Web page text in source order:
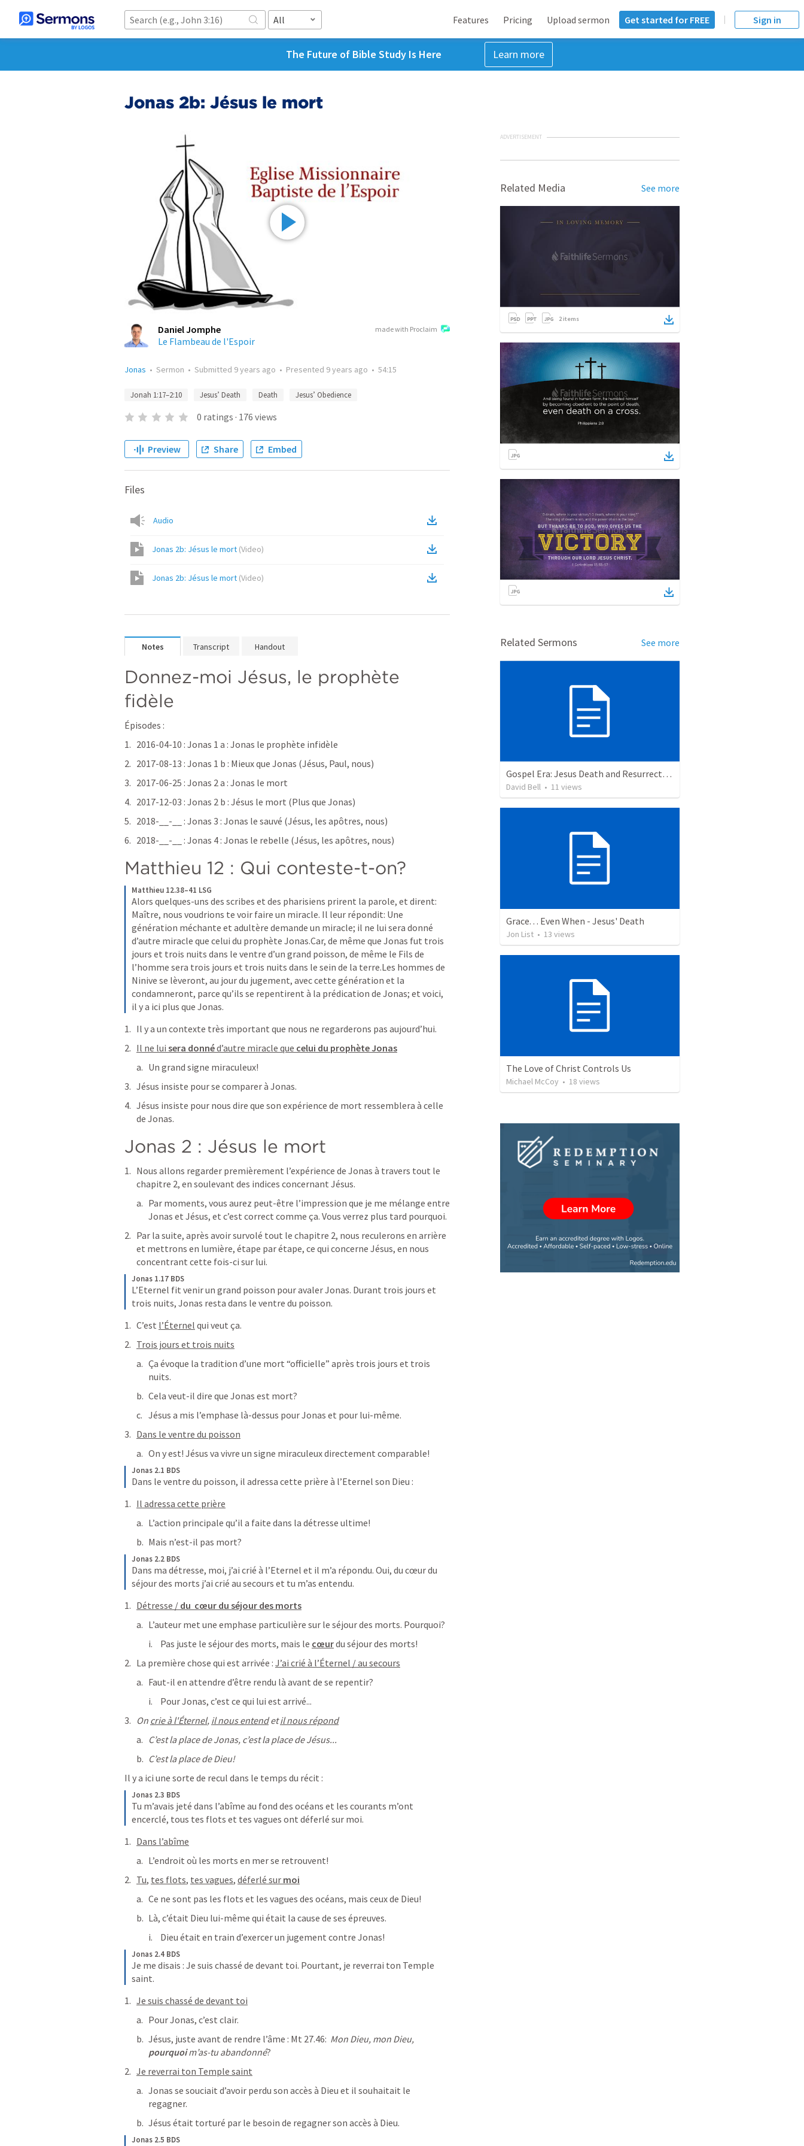
All Features Pricing Upload sermon Get started for FREE Sign in
The Future of Bible Study Is Here Learn more
Jonas 2b: Jésus le mort
made with Proclaim
Daniel Jomphe
Le Flambeau de l'Espoir
Jonas • Sermon • Submitted 9 years ago • Presented 9 years ago • 54:15
Jonah 1:17–2:10 Jesus’ Death Death Jesus’ Obedience
0 ratings · 176 views
Preview Share Embed
Files
Audio
Jonas 2b: Jésus le mort (Video)
Jonas 2b: Jésus le mort (Video)
Notes Transcript Handout
Donnez-moi Jésus, le prophète
fidèle
Épisodes :
2016-04-10 : Jonas 1 a : Jonas le prophète infidèle
2017-08-13 : Jonas 1 b : Mieux que Jonas (Jésus, Paul, nous)
2017-06-25 : Jonas 2 a : Jonas le mort
2017-12-03 : Jonas 2 b : Jésus le mort (Plus que Jonas)
2018-__-__ : Jonas 3 : Jonas le sauvé (Jésus, les apôtres, nous)
2018-__-__ : Jonas 4 : Jonas le rebelle (Jésus, les apôtres, nous)
Matthieu 12 : Qui conteste-t-on?
Matthieu 12.38–41 LSG
Alors quelques-uns des scribes et des pharisiens prirent la parole, et dirent:
Maître, nous voudrions te voir faire un miracle. Il leur répondit: Une
génération méchante et adultère demande un miracle; il ne lui sera donné
d’autre miracle que celui du prophète Jonas.Car, de même que Jonas fut trois
jours et trois nuits dans le ventre d’un grand poisson, de même le Fils de
l’homme sera trois jours et trois nuits dans le sein de la terre.Les hommes de
Ninive se lèveront, au jour du jugement, avec cette génération et la
condamneront, parce qu’ils se repentirent à la prédication de Jonas; et voici,
il y a ici plus que Jonas.
Il y a un contexte très important que nous ne regarderons pas aujourd’hui.
Il ne lui sera donné d’autre miracle que celui du prophète Jonas
Un grand signe miraculeux!
Jésus insiste pour se comparer à Jonas.
Jésus insiste pour nous dire que son expérience de mort ressemblera à celle
de Jonas.
Jonas 2 : Jésus le mort
Nous allons regarder premièrement l’expérience de Jonas à travers tout le
chapitre 2, en soulevant des indices concernant Jésus.
Par moments, vous aurez peut-être l’impression que je me mélange entre
Jonas et Jésus, et c’est correct comme ça. Vous verrez plus tard pourquoi.
Par la suite, après avoir survolé tout le chapitre 2, nous reculerons en arrière
et mettrons en lumière, étape par étape, ce qui concerne Jésus, en nous
concentrant cette fois-ci sur lui.
Jonas 1.17 BDS
L’Eternel fit venir un grand poisson pour avaler Jonas. Durant trois jours et
trois nuits, Jonas resta dans le ventre du poisson.
C’est l’Éternel qui veut ça.
Trois jours et trois nuits
Ça évoque la tradition d’une mort “officielle” après trois jours et trois
nuits.
Cela veut-il dire que Jonas est mort?
Jésus a mis l’emphase là-dessus pour Jonas et pour lui-même.
Dans le ventre du poisson
On y est! Jésus va vivre un signe miraculeux directement comparable!
Jonas 2.1 BDS
Dans le ventre du poisson, il adressa cette prière à l’Eternel son Dieu :
Il adressa cette prière
L’action principale qu’il a faite dans la détresse ultime!
Mais n’est-il pas mort?
Jonas 2.2 BDS
Dans ma détresse, moi, j’ai crié à l’Eternel et il m’a répondu. Oui, du cœur du
séjour des morts j’ai crié au secours et tu m’as entendu.
Détresse / du  cœur du séjour des morts
L’auteur met une emphase particulière sur le séjour des morts. Pourquoi?
Pas juste le séjour des morts, mais le cœur du séjour des morts!
La première chose qui est arrivée : J’ai crié à l’Éternel / au secours
Faut-il en attendre d’être rendu là avant de se repentir?
Pour Jonas, c’est ce qui lui est arrivé...
On crie à l'Éternel, il nous entend et il nous répond
C’est la place de Jonas, c’est la place de Jésus...
C’est la place de Dieu!
Il y a ici une sorte de recul dans le temps du récit :
Jonas 2.3 BDS
Tu m’avais jeté dans l’abîme au fond des océans et les courants m’ont
encerclé, tous tes flots et tes vagues ont déferlé sur moi.
Dans l’abîme
L’endroit où les morts en mer se retrouvent!
Tu, tes flots, tes vagues, déferlé sur moi
Ce ne sont pas les flots et les vagues des océans, mais ceux de Dieu!
Là, c’était Dieu lui-même qui était la cause de ses épreuves.
Dieu était en train d’exercer un jugement contre Jonas!
Jonas 2.4 BDS
Je me disais : Je suis chassé de devant toi. Pourtant, je reverrai ton Temple
saint.
Je suis chassé de devant toi
Pour Jonas, c’est clair.
Jésus, juste avant de rendre l’âme : Mt 27.46:
pourquoi m’as-tu abandonné?
Je reverrai ton Temple saint
Jonas se souciait d’avoir perdu son accès à Dieu et il souhaitait le
regagner.
Jésus était torturé par le besoin de regagner son accès à Dieu.
Jonas 2.5 BDS
ADVERTISEMENT
Related Media See more
2items
Related Sermons See more
Gospel Era: Jesus Death and Resurrection
David Bell • 11 views
Grace. . . Even When - Jesus' Death
Jon List • 13 views
The Love of Christ Controls Us
Michael McCoy • 18 views